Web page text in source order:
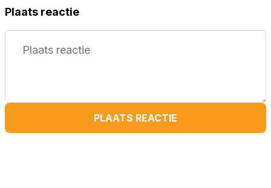
Plaats reactie
PLAATS REACTIE